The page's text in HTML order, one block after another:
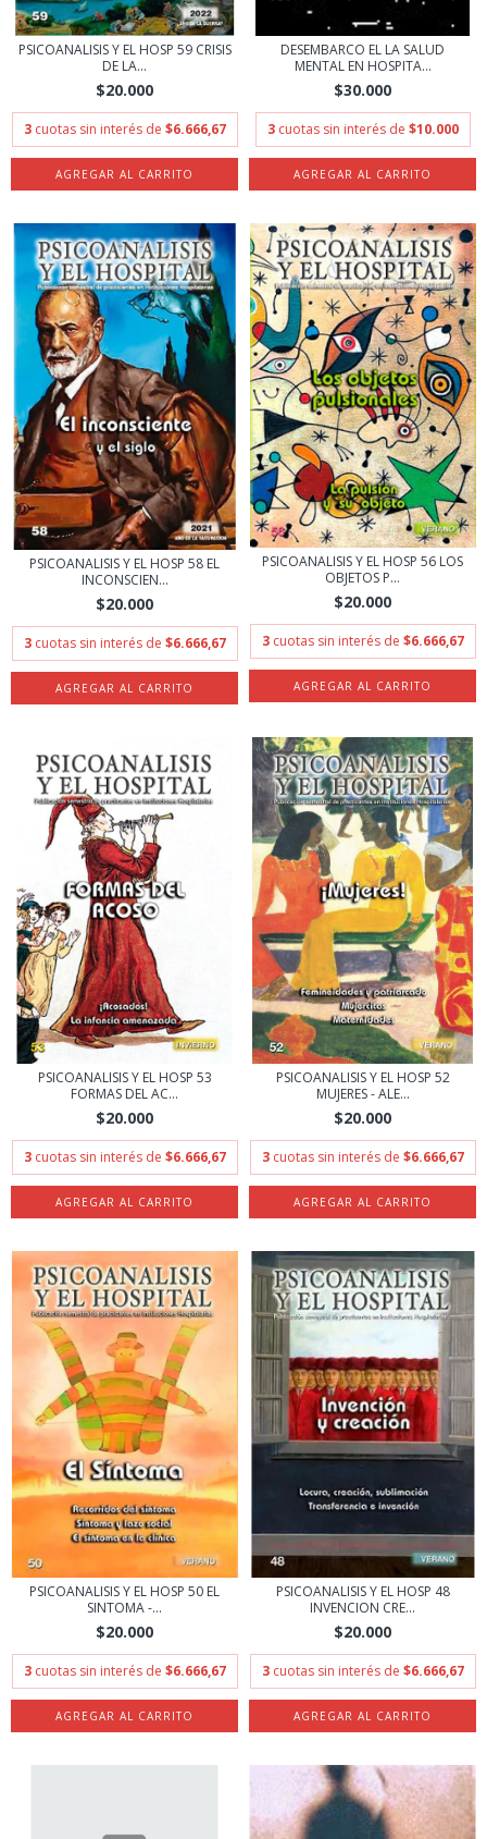
PSICOANALISIS Y EL HOSP 59 CRISIS
DE LA...
$20.000
3 cuotas sin interés de $6.666,67
DESEMBARCO EL LA SALUD
MENTAL EN HOSPITA...
$30.000
3 cuotas sin interés de $10.000
PSICOANALISIS Y EL HOSP 58 EL
INCONSCIEN...
$20.000
3 cuotas sin interés de $6.666,67
PSICOANALISIS Y EL HOSP 56 LOS
OBJETOS P...
$20.000
3 cuotas sin interés de $6.666,67
PSICOANALISIS Y EL HOSP 53
FORMAS DEL AC...
$20.000
3 cuotas sin interés de $6.666,67
PSICOANALISIS Y EL HOSP 52
MUJERES - ALE...
$20.000
3 cuotas sin interés de $6.666,67
PSICOANALISIS Y EL HOSP 50 EL
SINTOMA -...
$20.000
3 cuotas sin interés de $6.666,67
PSICOANALISIS Y EL HOSP 48
INVENCION CRE...
$20.000
3 cuotas sin interés de $6.666,67